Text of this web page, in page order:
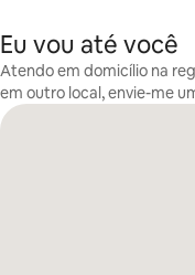
Eu vou até você
Atendo em domicílio na
em outro local, envie-me